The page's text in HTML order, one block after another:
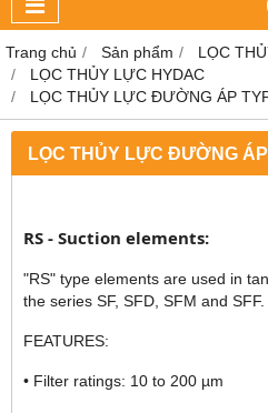
Trang chủ Sản phẩm
LỌC
LỌC THỦY LỰC HYDAC
LỌC THỦY LỰC ĐƯỜNG ÁP
LỌC THỦY LỰC ĐƯỜNG
RS - Suction elements:
"RS" type elements are used in
the series SF, SFD, SFM and SFF.
FEATURES:
• Filter ratings: 10 to 200 µm